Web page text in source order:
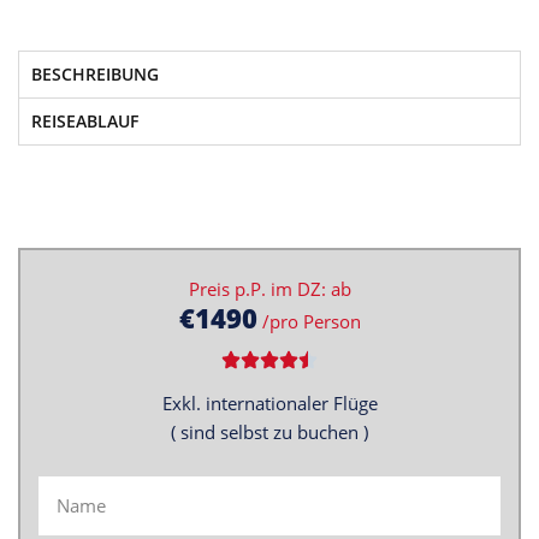
BESCHREIBUNG
REISEABLAUF
Preis p.P. im DZ: ab
€1490 /pro Person
Exkl. internationaler Flüge
( sind selbst zu buchen )